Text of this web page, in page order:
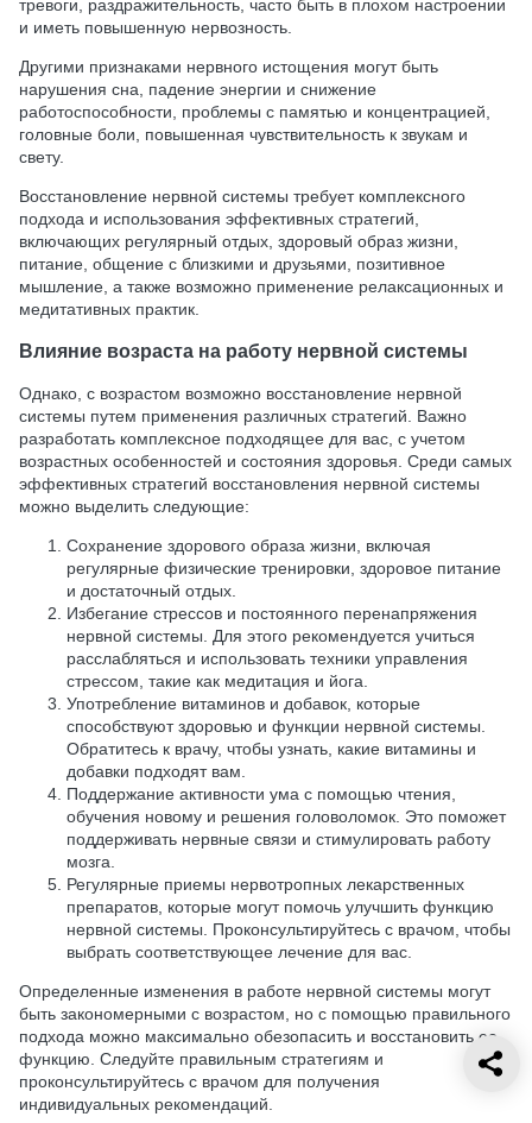
тревоги, раздражительность, часто быть в плохом настроении
и иметь повышенную нервозность.
Другими признаками нервного истощения могут быть
нарушения сна, падение энергии и снижение
работоспособности, проблемы с памятью и концентрацией,
головные боли, повышенная чувствительность к звукам и
свету.
Восстановление нервной системы требует комплексного
подхода и использования эффективных стратегий,
включающих регулярный отдых, здоровый образ жизни,
питание, общение с близкими и друзьями, позитивное
мышление, а также возможно применение релаксационных и
медитативных практик.
Влияние возраста на работу нервной системы
Однако, с возрастом возможно восстановление нервной
системы путем применения различных стратегий. Важно
разработать комплексное подходящее для вас, с учетом
возрастных особенностей и состояния здоровья. Среди самых
эффективных стратегий восстановления нервной системы
можно выделить следующие:
Сохранение здорового образа жизни, включая
регулярные физические тренировки, здоровое питание
и достаточный отдых.
Избегание стрессов и постоянного перенапряжения
нервной системы. Для этого рекомендуется учиться
расслабляться и использовать техники управления
стрессом, такие как медитация и йога.
Употребление витаминов и добавок, которые
способствуют здоровью и функции нервной системы.
Обратитесь к врачу, чтобы узнать, какие витамины и
добавки подходят вам.
Поддержание активности ума с помощью чтения,
обучения новому и решения головоломок. Это поможет
поддерживать нервные связи и стимулировать работу
мозга.
Регулярные приемы нервотропных лекарственных
препаратов, которые могут помочь улучшить функцию
нервной системы. Проконсультируйтесь с врачом, чтобы
выбрать соответствующее лечение для вас.
Определенные изменения в работе нервной системы могут
быть закономерными с возрастом, но с помощью правильного
подхода можно максимально обезопасить и восстановить ее
функцию. Следуйте правильным стратегиям и
проконсультируйтесь с врачом для получения
индивидуальных рекомендаций.